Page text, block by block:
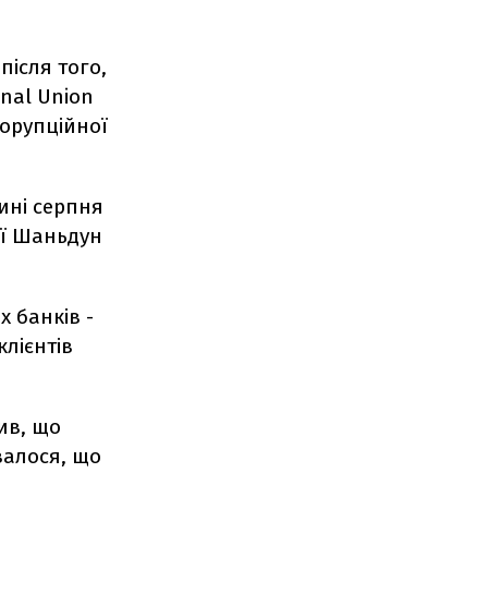
того,
Union
серпня
Шаньдун
банків -
що
що